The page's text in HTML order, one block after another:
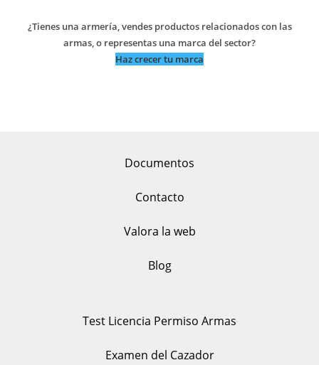
¿Tienes una armería, vendes productos relacionados con las
armas, o representas una marca del sector?
Haz crecer tu marca
Documentos
Contacto
Valora la web
Blog
Test Licencia Permiso Armas
Examen del Cazador